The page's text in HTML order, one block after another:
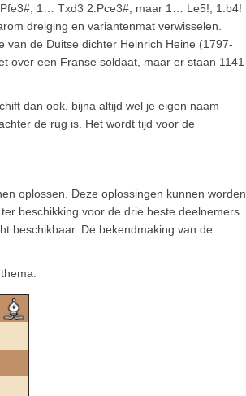
1… Txd3 2.Pce3#, maar 1… Le5!; 1.b4!
dreiging en variantenmat verwisselen.
van de Duitse dichter Heinrich Heine (1797-
over een Franse soldaat, maar er staan 1141
dan ook, bijna altijd wel je eigen naam
de rug is. Het wordt tijd voor de
oplossen. Deze oplossingen kunnen worden
beschikking voor de drie beste deelnemers.
beschikbaar. De bekendmaking van de